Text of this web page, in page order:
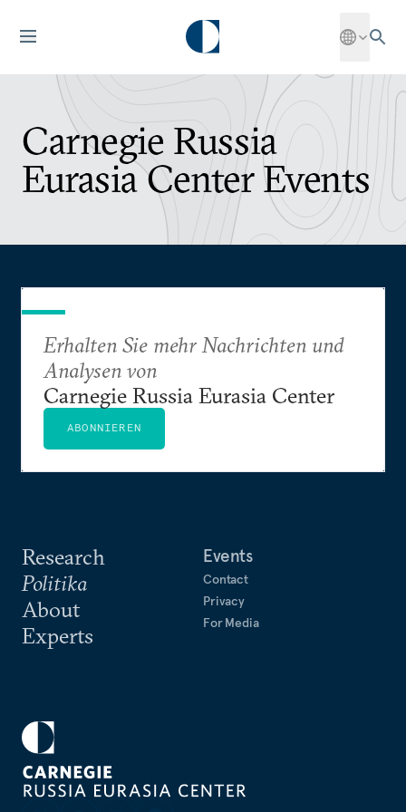
Carnegie Russia
Eurasia Center Events
Research
Politika
About
Experts
Events
Contact
Privacy
For Media
Erhalten Sie mehr Nachrichten und
Analysen von
Carnegie Russia Eurasia Center
ABONNIEREN